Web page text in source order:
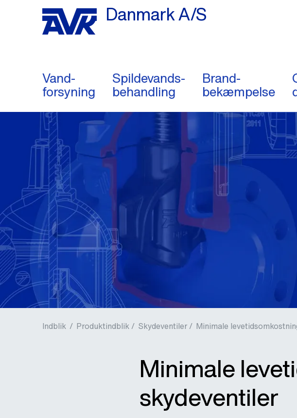
Danmark A/S
Vand-
forsyning
Spildevands-
behandling
Brand-
bekæmpelse
Indblik / Produktindblik / Skydeventiler / Minimale
Minimale
skydeventiler